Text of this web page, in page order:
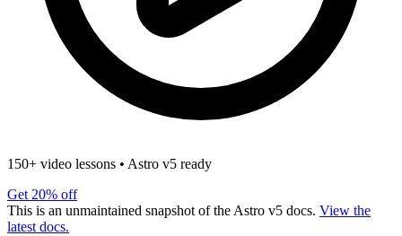
150+ video lessons • Astro v5 ready
Get 20% off
This is an unmaintained snapshot of the Astro v5 docs. View the
latest docs.